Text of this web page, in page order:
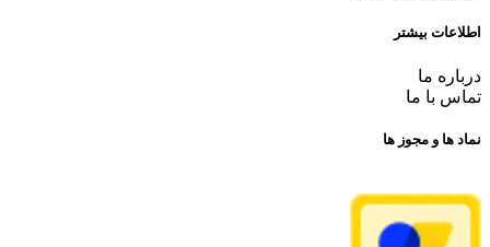
اطلاعات بیشتر
درباره ما
تماس با ما
نماد ها و مجوز ها